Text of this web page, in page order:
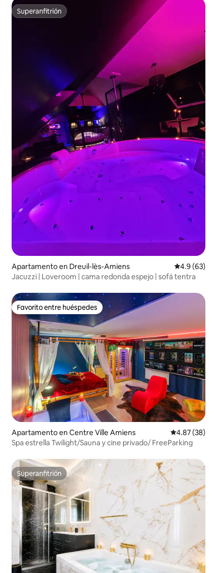
Superanfitrión
Superanfitrión
Apartamento en Dreuil-lès-Amiens Calificación
4.9 (63)
Jacuzzi | Loveroom | cama redonda espejo | sofá tentra
Favorito entre huéspedes
Favorito entre huéspedes
Apartamento en Centre Ville Amiens Calificación
4.87 (38)
Spa estrella Twilight/Sauna y cine privado/ FreeParking
Superanfitrión
Superanfitrión